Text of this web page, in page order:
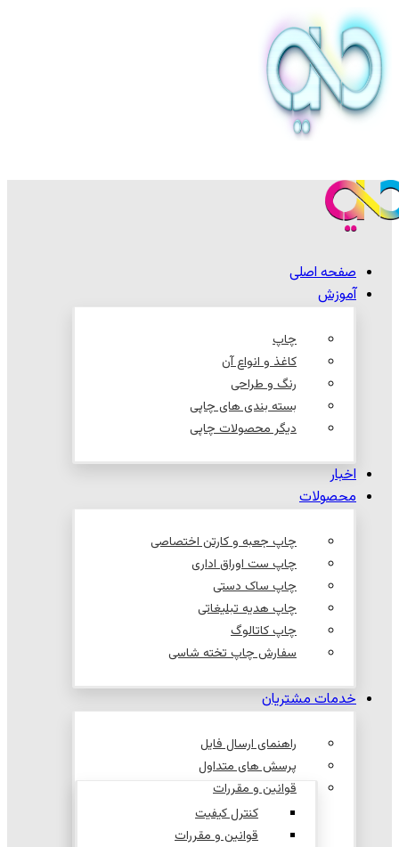
صفحه اصلی
آموزش
چاپ
کاغذ و انواع آن
رنگ و طراحی
بسته بندی های چاپی
دیگر محصولات چاپی
اخبار
محصولات
چاپ جعبه و کارتن اختصاصی
چاپ ست اوراق اداری
چاپ ساک دستی
چاپ هدیه تبلیغاتی
چاپ کاتالوگ
سفارش چاپ تخته شاسی
خدمات مشتریان
راهنمای ارسال فایل
پرسش های متداول
قوانین و مقررات
کنترل کیفیت
قوانین و مقررات